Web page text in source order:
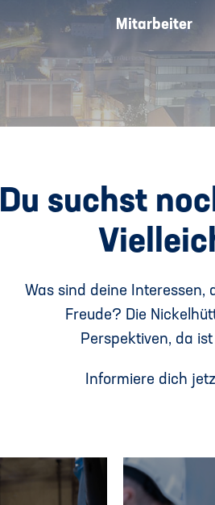
Mitarbeiter
Du suchst
Was sind deine Interessen,
Freude? Die
Perspektiven, da
Informiere dich